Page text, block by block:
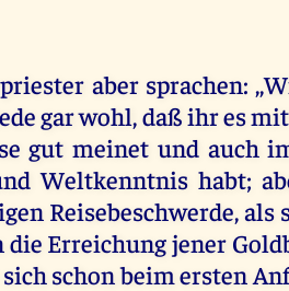
aber sprachen:
gar wohl, daß ihr es
gut meinet und auch
Weltkenntnis habt;
Reisebeschwerde, als
Erreichung jener
schon beim ersten